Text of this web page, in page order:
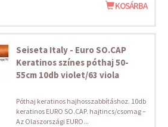
KOSÁRBA
Seiseta Italy - Euro SO.CAP
Keratinos színes póthaj 50-
55cm 10db violet/63 viola
Póthaj keratinos hajhosszabbításhoz. 10db
keratinos EURO SO.CAP. hajtincs/csomag –
Az Olaszországi EURO...